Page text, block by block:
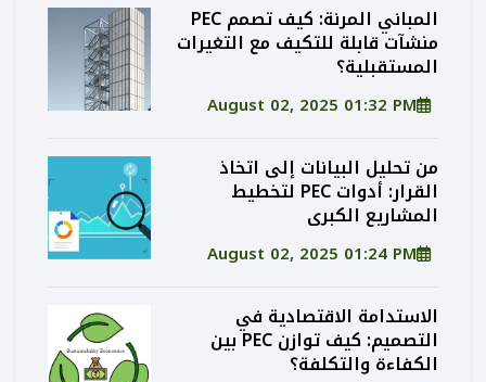
المباني المرنة: كيف تصمم PEC
منشآت قابلة للتكيف مع التغيرات
المستقبلية؟
August 02, 2025 01:32 PM
من تحليل البيانات إلى اتخاذ
القرار: أدوات PEC لتخطيط
المشاريع الكبرى
August 02, 2025 01:24 PM
الاستدامة الاقتصادية في
التصميم: كيف توازن PEC بين
الكفاءة والتكلفة؟